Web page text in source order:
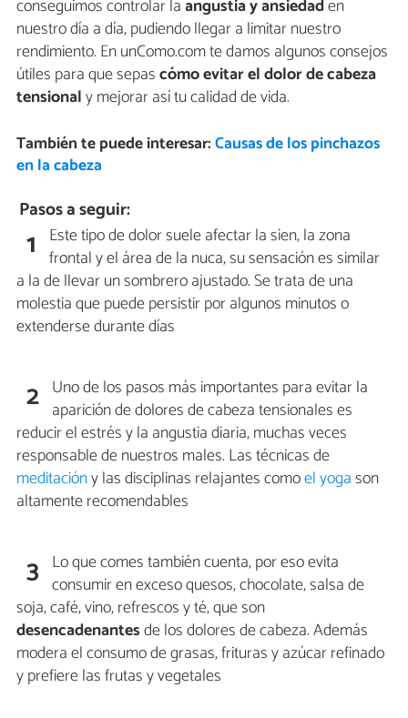
conseguimos controlar laangustia y ansiedaden
nuestro día a día, pudiendo llegar a limitar nuestro
rendimiento. En unComo.com te damos algunos consejos
útiles para que sepascómo evitar el dolor de cabeza
tensionaly mejorar así tu calidad de vida.
También te puede interesar:Causas de los pinchazos
en la cabeza
Pasos a seguir:
1 Este tipo de dolor suele afectar la sien, la zona
frontal y el área de la nuca, su sensación es similar
a la de llevar un sombrero ajustado. Se trata de una
molestia que puede persistir por algunos minutos o
extenderse durante días
2 Uno de los pasos más importantes para evitar la
aparición de dolores de cabeza tensionales es
reducir el estrés y la angustia diaria, muchas veces
responsable de nuestros males. Las técnicas de
meditacióny las disciplinas relajantes comoel yogason
altamente recomendables
3 Lo que comes también cuenta, por eso evita
consumir en exceso quesos, chocolate, salsa de
soja, café, vino, refrescos y té, que son
desencadenantesde los dolores de cabeza. Además
modera el consumo de grasas, frituras y azúcar refinado
y prefiere las frutas y vegetales